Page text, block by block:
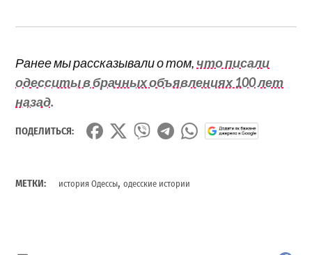
Ранее мы рассказывали о том, что писали
одесситы в брачных объявлениях 100 лет
назад.
ПОДЕЛИТЬСЯ:
МЕТКИ: история Одессы,одесские истории